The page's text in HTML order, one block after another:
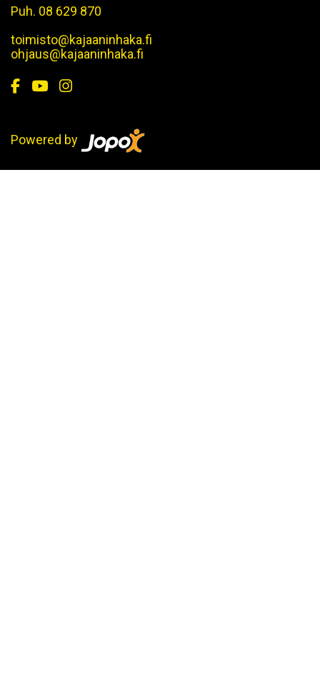
Puh. 08 629 870
toimisto@kajaaninhaka.fi
ohjaus@kajaaninhaka.fi
Powered by